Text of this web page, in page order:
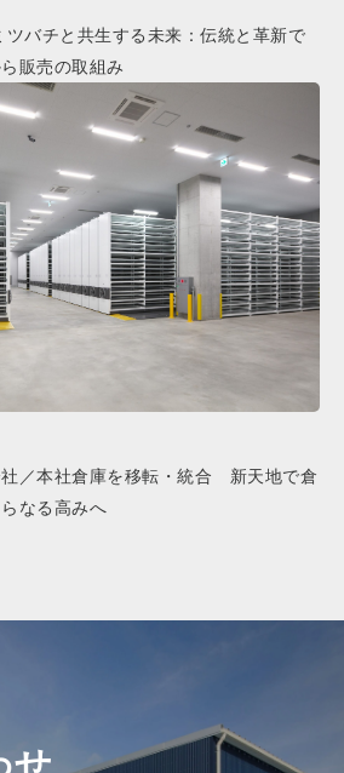
バチと共生する未来：伝統と革新で
販売の取組み
／本社倉庫を移転・統合 新天地で倉
なる高みへ
せ